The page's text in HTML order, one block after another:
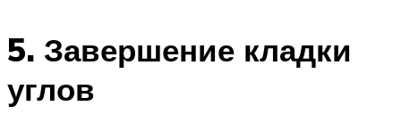
5. Завершение кладки
углов